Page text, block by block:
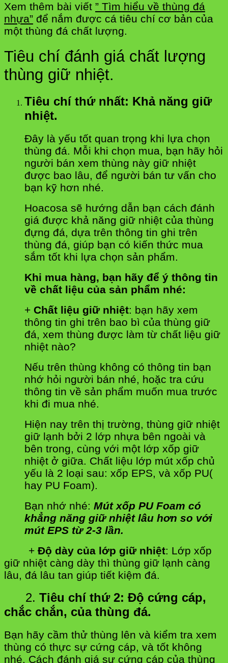
Xem thêm bài viết ” Tìm hiểu về thùng đá
nhựa” để nắm được cá tiêu chí cơ bản của
một thùng đá chất lượng.
Tiêu chí đánh giá chất lượng
thùng giữ nhiệt.
Tiêu chí thứ nhất: Khả năng giữ
nhiệt.
Đây là yếu tốt quan trọng khi lựa chọn
thùng đá. Mỗi khi chọn mua, bạn hãy hỏi
người bán xem thùng này giữ nhiệt
được bao lâu, để người bán tư vấn cho
bạn kỹ hơn nhé.
Hoacosa sẽ hướng dẫn bạn cách đánh
giá được khả năng giữ nhiệt của thùng
đựng đá, dựa trên thông tin ghi trên
thùng đá, giúp bạn có kiến thức mua
sắm tốt khi lựa chọn sản phẩm.
Khi mua hàng, bạn hãy để ý thông tin
về chất liệu của sản phẩm nhé:
+ Chất liệu giữ nhiệt: bạn hãy xem
thông tin ghi trên bao bì của thùng giữ
đá, xem thùng được làm từ chất liệu giữ
nhiệt nào?
Nếu trên thùng không có thông tin bạn
nhớ hỏi người bán nhé, hoặc tra cứu
thông tin về sản phẩm muốn mua trước
khi đi mua nhé.
Hiện nay trên thị trường, thùng giữ nhiệt
giữ lạnh bởi 2 lớp nhựa bên ngoài và
bên trong, cùng với một lớp xốp giữ
nhiệt ở giữa. Chất liệu lớp mút xốp chủ
yếu là 2 loại sau: xốp EPS, và xốp PU(
hay PU Foam).
Bạn nhớ nhé: Mút xốp PU Foam có
khẳng năng giữ nhiệt lâu hơn so với
mút EPS từ 2-3 lần.
+ Độ dày của lớp giữ nhiệt: Lớp xốp
giữ nhiệt càng dày thì thùng giữ lạnh càng
lâu, đá lâu tan giúp tiết kiệm đá.
2. Tiêu chí thứ 2: Độ cứng cáp,
chắc chắn, của thùng đá.
Bạn hãy cầm thử thùng lên và kiểm tra xem
thùng có thực sự cứng cáp, và tốt không
nhé. Cách đánh giá sự cứng cáp của thùng